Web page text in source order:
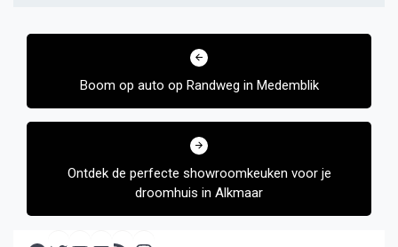
Bericht
Boom op auto op Randweg in Medemblik
Ontdek de perfecte showroomkeuken voor je
droomhuis in Alkmaar
Facebook Twitter YouTube E-mail RSS feed